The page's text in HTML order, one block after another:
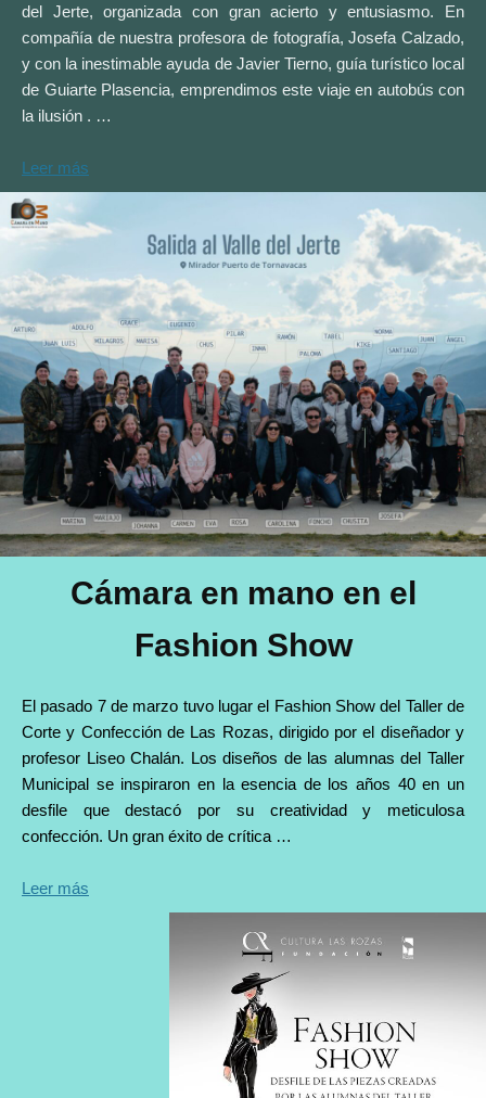
del Jerte, organizada con gran acierto y entusiasmo. En
compañía de nuestra profesora de fotografía, Josefa Calzado,
y con la inestimable ayuda de Javier Tierno, guía turístico local
de Guiarte Plasencia, emprendimos este viaje en autobús con
la ilusión . …
Leer más
Cámara en mano en el
Fashion Show
El pasado 7 de marzo tuvo lugar el Fashion Show del Taller de
Corte y Confección de Las Rozas, dirigido por el diseñador y
profesor Liseo Chalán. Los diseños de las alumnas del Taller
Municipal se inspiraron en la esencia de los años 40 en un
desfile que destacó por su creatividad y meticulosa
confección. Un gran éxito de crítica …
Leer más